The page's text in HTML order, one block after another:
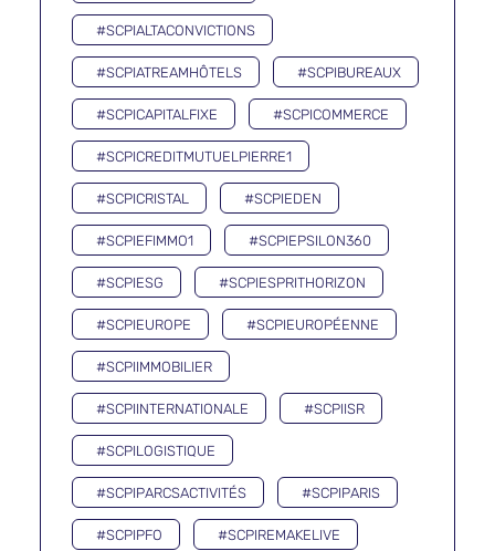
#SCPIALTACONVICTIONS
#SCPIATREAMHÔTELS #SCPIBUREAUX
#SCPICAPITALFIXE #SCPICOMMERCE
#SCPICREDITMUTUELPIERRE1
#SCPICRISTAL #SCPIEDEN
#SCPIEFIMMO1 #SCPIEPSILON360
#SCPIESG #SCPIESPRITHORIZON
#SCPIEUROPE #SCPIEUROPÉENNE
#SCPIIMMOBILIER
#SCPIINTERNATIONALE #SCPIISR
#SCPILOGISTIQUE
#SCPIPARCSACTIVITÉS #SCPIPARIS
#SCPIPFO #SCPIREMAKELIVE